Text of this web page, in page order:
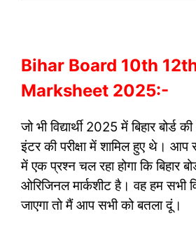
Bihar Board 10th
Marksheet 2025:-
जो भी विद्यार्थी 2025 में बिहार
इंटर की परीक्षा में शामिल हुए थे। आप
में एक प्रश्न चल रहा होगा कि बिहार
ओरिजिनल मार्कशीट है। वह हम सभी
जाएगा तो मैं आप सभी को बतला दूं।